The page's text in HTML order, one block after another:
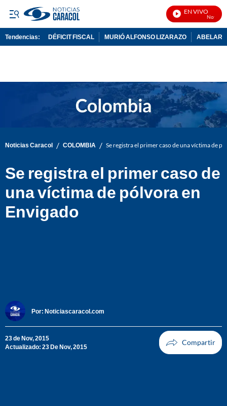
EN VIVO
Noticias
Tendencias: DÉFICIT FISCAL MURIÓ ALFONSO LIZARAZO
Noticias Caracol / COLOMBIA / Se registra el primer caso de una víctima de
Se registra el primer caso de
una víctima de pólvora en
Envigado
Por: Noticiascaracol.com
23 de Nov, 2015
Actualizado: 23 De Nov, 2015